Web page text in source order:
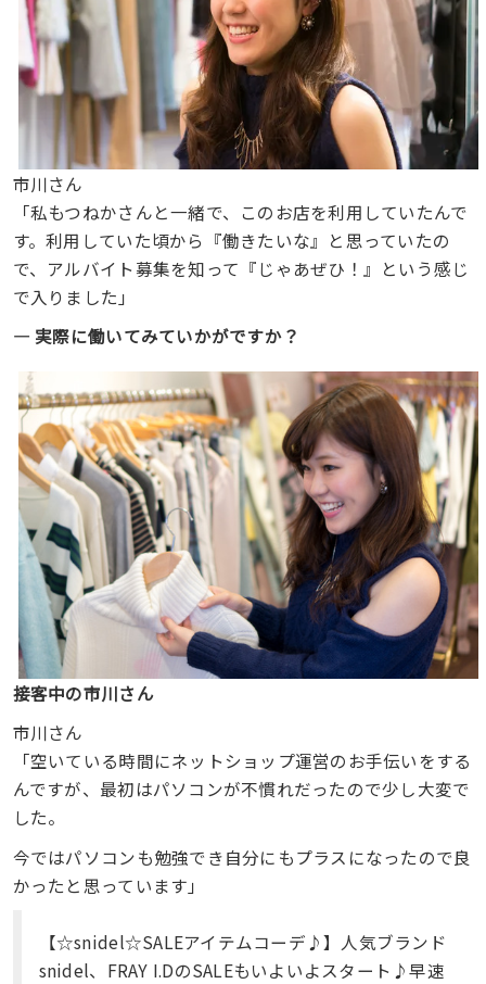
市川さん
「私もつねかさんと一緒で、このお店を利用していたんで
す。利用していた頃から『働きたいな』と思っていたの
で、アルバイト募集を知って『じゃあぜひ！』という感じ
で入りました」
― 実際に働いてみていかがですか？
接客中の市川さん
市川さん
「空いている時間にネットショップ運営のお手伝いをする
んですが、最初はパソコンが不慣れだったので少し大変で
した。
今ではパソコンも勉強でき自分にもプラスになったので良
かったと思っています」
【☆snidel☆SALEアイテムコーデ♪】人気ブランド
snidel、FRAY I.DのSALEもいよいよスタート♪早速